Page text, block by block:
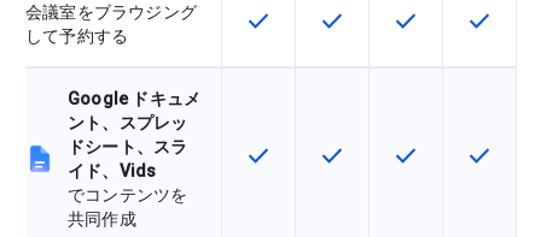
会議室をブラウジング
して予約する
この機能は該当の SKU で利用で
check この機能は該当の SKU
check この機能は該当
check この機
check
Google ドキュメ
ント、スプレッ
ドシート、スラ
イド、Vids
でコンテンツを
共同作成
この機能は該当の SKU で利用で
check この機能は該当の SKU
check この機能は該当
check この機
check